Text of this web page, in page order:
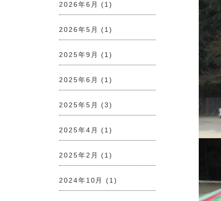
2026年6月 (1)
2026年5月 (1)
2025年9月 (1)
2025年6月 (1)
2025年5月 (3)
2025年4月 (1)
2025年2月 (1)
2024年10月 (1)